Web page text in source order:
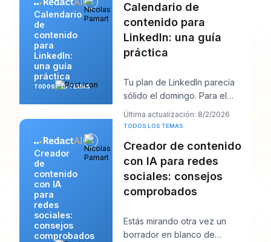
Calendario
de
contenido
para
LinkedIn:
una guía
práctica
TODOS LOS TEMAS
Calendario de
contenido para
LinkedIn: una guía
práctica
Tu plan de LinkedIn parecía
sólido el domingo. Para el
jueves, la cola está vacía, el
gancho que te
Última actualización: 8/2/2026
Creador
de
contenido
con IA
para
redes
sociales:
consejos
comprobados
TODOS LOS TEMAS
Creador de contenido
con IA para redes
sociales: consejos
comprobados
Estás mirando otra vez un
borrador en blanco de